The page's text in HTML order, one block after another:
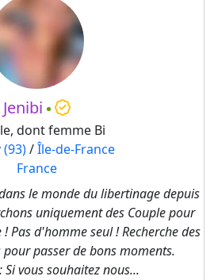
Jenibi
dont femme Bi
/Île-de-France
France
le monde du libertinage depuis
uniquement des Couple pour
Pas d'homme seul ! Recherche des
passer de bons moments.
vous souhaitez nous...